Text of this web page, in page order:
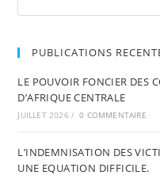
PUBLICATIONS
LE POUVOIR FONCIER DES
D’AFRIQUE CENTRALE
JUILLET 2026 / 0 COMMENTAIRE
L’INDEMNISATION DES
UNE EQUATION DIFFICILE.